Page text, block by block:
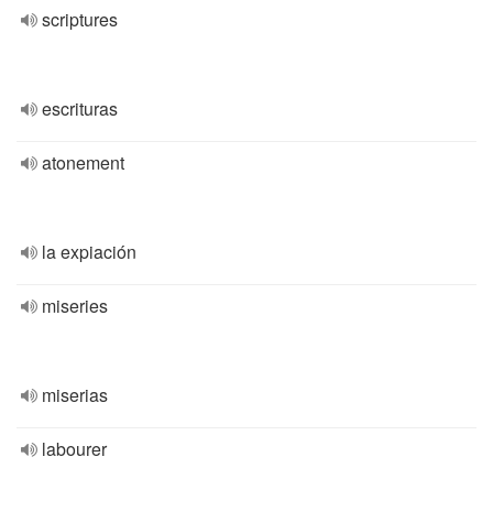
scriptures
escrituras
atonement
la expiación
miseries
miserias
labourer